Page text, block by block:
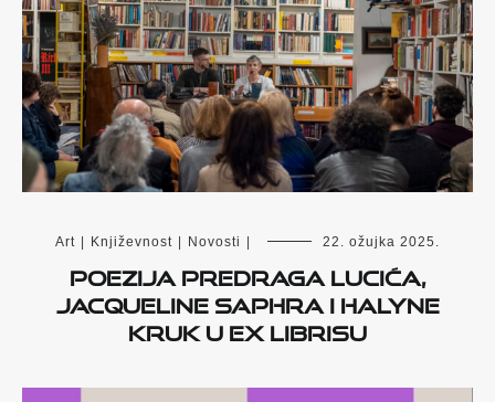
Art | Književnost | Novosti | 22. ožujka 2025.
Poezija Predraga Lucića,
Jacqueline Saphra i Halyne
Kruk u Ex librisu